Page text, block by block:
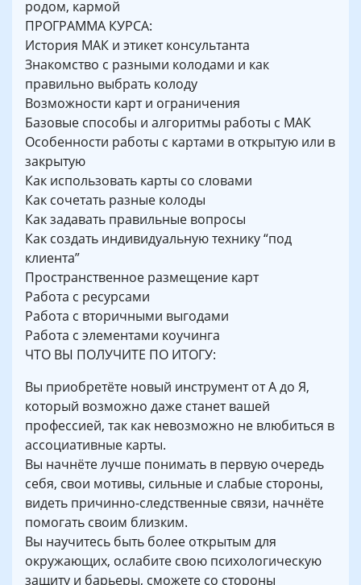
родом, кармой
ПРОГРАММА КУРСА:
История МАК и этикет консультанта
Знакомство с разными колодами и как
правильно выбрать колоду
Возможности карт и ограничения
Базовые способы и алгоритмы работы с МАК
Особенности работы с картами в открытую или в
закрытую
Как использовать карты со словами
Как сочетать разные колоды
Как задавать правильные вопросы
Как создать индивидуальную технику “под
клиента”
Пространственное размещение карт
Работа с ресурсами
Работа с вторичными выгодами
Работа с элементами коучинга
ЧТО ВЫ ПОЛУЧИТЕ ПО ИТОГУ:
Вы приобретёте новый инструмент от А до Я,
который возможно даже станет вашей
профессией, так как невозможно не влюбиться в
ассоциативные карты.
Вы начнёте лучше понимать в первую очередь
себя, свои мотивы, сильные и слабые стороны,
видеть причинно-следственные связи, начнёте
помогать своим близким.
Вы научитесь быть более открытым для
окружающих, ослабите свою психологическую
защиту и барьеры, сможете со стороны